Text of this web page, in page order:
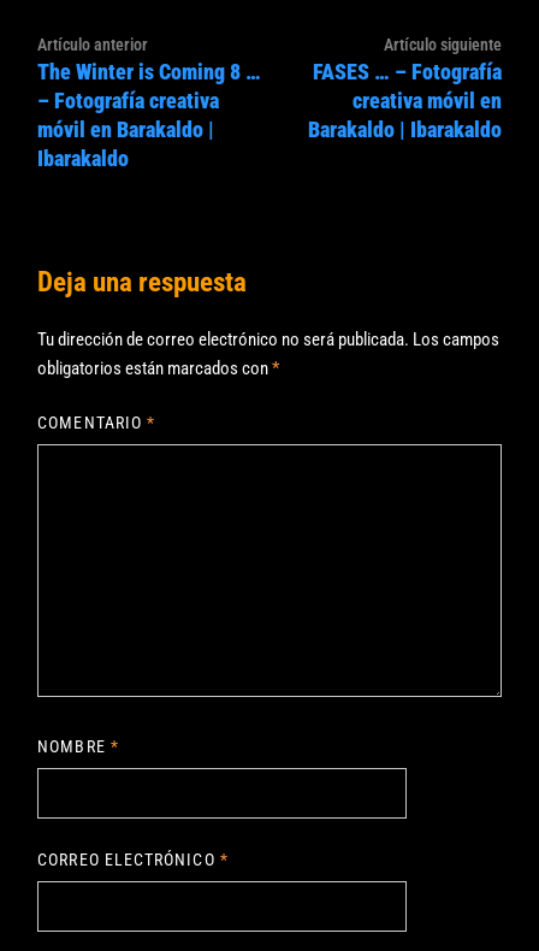
Navegación
de
entradas
Artículo anteriorArtículo
anterior:
The Winter is Coming 8 …
– Fotografía creativa
móvil en Barakaldo |
Ibarakaldo
Artículo siguiente
FASES … – Fotografía
creativa móvil en
Barakaldo | Ibarakaldo
Deja una respuesta
Tu dirección de correo electrónico no será publicada. Los campos
obligatorios están marcados con*
COMENTARIO*
NOMBRE *
CORREO ELECTRÓNICO *